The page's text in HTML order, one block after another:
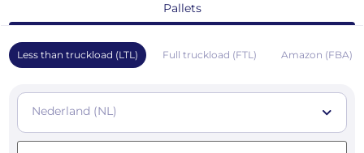
Pallets
Less than truckload (LTL) Full truckload (FTL) Amazon (FBA)
Nederland (NL)